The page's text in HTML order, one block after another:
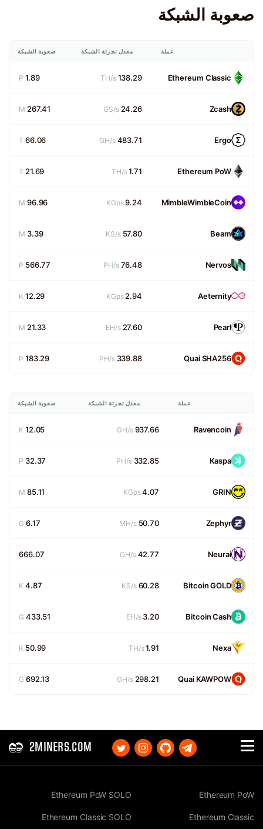
صعوبة الشبكة
عملة معدل تجزئة الشبكة صعوبة الشبكة
Ethereum Classic
138.29
TH/s
1.89
P
Zcash
24.26
GS/s
267.41
M
Ergo
483.71
GH/s
66.06
T
Ethereum PoW
1.71
TH/s
21.69
T
MimbleWimbleCoin
9.24
KGps
96.96
M
Beam
57.80
KS/s
3.39
M
Nervos
76.48
PH/s
566.77
P
Aeternity
2.94
KGps
12.29
K
Pearl
27.60
EH/s
21.33
M
Quai SHA256
339.88
PH/s
183.29
P
عملة معدل تجزئة الشبكة صعوبة الشبكة
Ravencoin
937.66
GH/s
12.05
K
Kaspa
332.85
PH/s
32.37
P
GRIN
4.07
KGps
85.11
M
Zephyr
50.70
MH/s
6.17
G
Neurai
42.77
GH/s
666.07
Bitcoin GOLD
60.28
KS/s
4.87
K
Bitcoin Cash
3.20
EH/s
433.51
G
Nexa
1.91
TH/s
50.99
K
Quai KAWPOW
298.21
GH/s
692.13
G
2MINERS.COM
Ethereum PoW
Ethereum Classic
Ethereum PoW SOLO
Ethereum Classic SOLO